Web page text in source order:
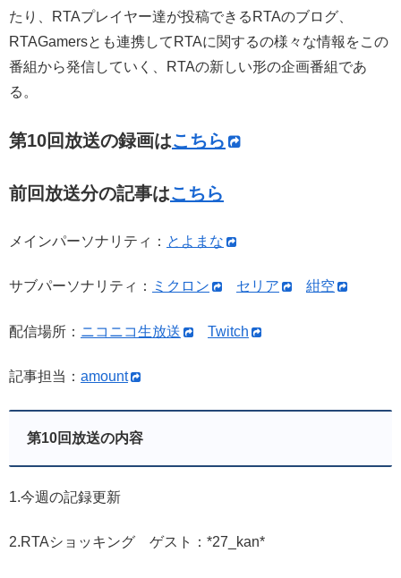
たり、RTAプレイヤー達が投稿できるRTAのブログ、
RTAGamersとも連携してRTAに関するの様々な情報をこの
番組から発信していく、RTAの新しい形の企画番組であ
る。
第10回放送の録画はこちら
前回放送分の記事はこちら
メインパーソナリティ： とよまな
サブパーソナリティ： ミクロン セリア 紺空
配信場所： ニコニコ生放送 Twitch
記事担当： amount
第10回放送の内容
1.今週の記録更新
2.RTAショッキング ゲスト：*27_kan*